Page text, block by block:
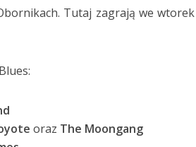
Tutaj zagrają we wtorek
oraz The Moongang